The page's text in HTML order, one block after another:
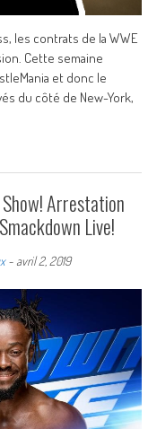
les contrats de la WWE
Cette semaine
et donc le
du côté de New-York,
Arrestation
Live!
- avril 2, 2019